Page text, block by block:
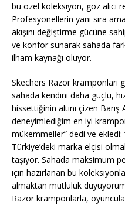
bu özel koleksiyon, göz alıcı
Profesyonellerin yanı sıra
akışını değiştirme gücüne
ve konfor sunarak sahada
ilham kaynağı oluyor.
Skechers Razor kramponları
sahada kendini daha güçlü,
hissettiğinin altını çizen Barış
deneyimlediğim en iyi
mükemmeller” dedi ve ekledi:
Türkiye’deki marka elçisi
taşıyor. Sahada maksimum
için hazırlanan bu
almaktan mutluluk
Razor kramponlarla,